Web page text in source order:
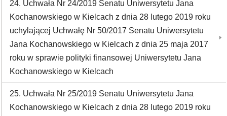
24. Uchwała Nr 24/2019 Senatu Uniwersytetu Jana
Kochanowskiego w Kielcach z dnia 28 lutego 2019 roku
uchylającej Uchwałę Nr 50/2017 Senatu Uniwersytetu
Jana Kochanowskiego w Kielcach z dnia 25 maja 2017
roku w sprawie polityki finansowej Uniwersytetu Jana
Kochanowskiego w Kielcach
25. Uchwała Nr 25/2019 Senatu Uniwersytetu Jana
Kochanowskiego w Kielcach z dnia 28 lutego 2019 roku